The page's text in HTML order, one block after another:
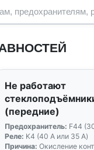
Не работают
(передние)
Предохранитель: F44
Реле: K4 (40 А или 35 А)
Причина: Окисление